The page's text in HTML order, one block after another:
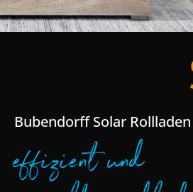
Bubendorff Solar Rollladen
effizient und